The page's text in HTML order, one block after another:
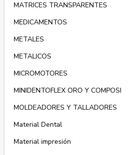
MATRICES TRANSPARENTES
MEDICAMENTOS
METALES
METALICOS
MICROMOTORES
MINIDENTOFLEX ORO Y COMPOSI
MOLDEADORES Y TALLADORES
Material Dental
Material impresión